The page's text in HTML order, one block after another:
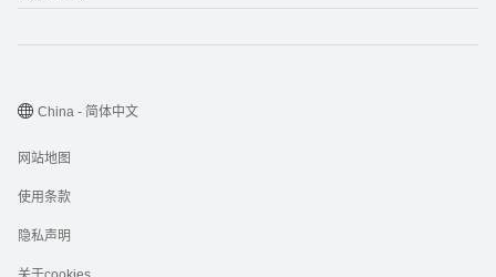
网站地图
使用条款
隐私声明
China - 简体中文